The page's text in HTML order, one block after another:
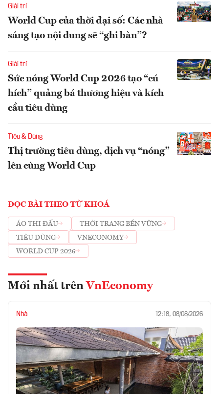
Giải trí
World Cup của thời đại số: Các nhà
sáng tạo nội dung sẽ “ghi bàn”?
Giải trí
Sức nóng World Cup 2026 tạo “cú
hích” quảng bá thương hiệu và kích
cầu tiêu dùng
Tiêu & Dùng
Thị trường tiêu dùng, dịch vụ “nóng”
lên cùng World Cup
ĐỌC BÀI THEO TỪ KHOÁ
ÁO THI ĐẤU
THỜI TRANG BỀN VỮNG
TIÊU DÙNG
VNECONOMY
WORLD CUP 2026
Mới nhất trên VnEconomy
Nhà 12:18, 08/08/2026